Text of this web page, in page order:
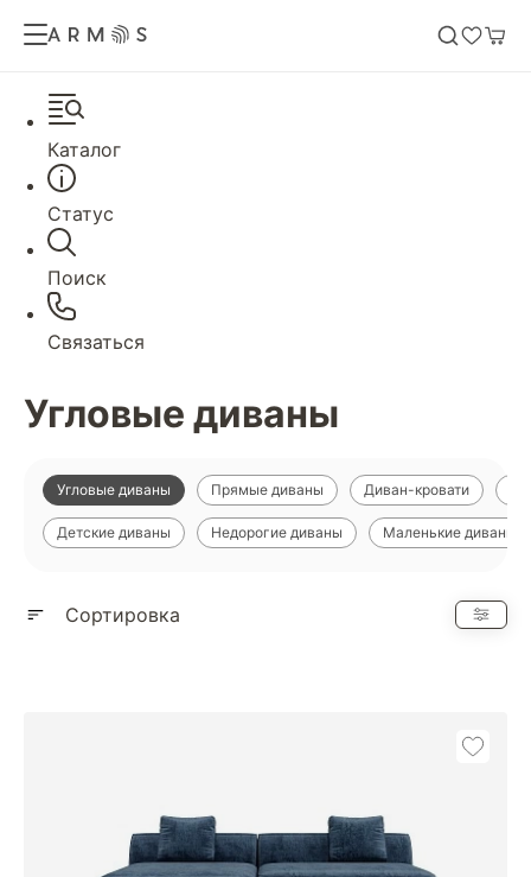
Каталог
Статус
Поиск
Связаться
Угловые диваны
Угловые диваны Прямые диваны Диван-кровати
Детские диваны Недорогие диваны Маленькие диваны
Сортировка